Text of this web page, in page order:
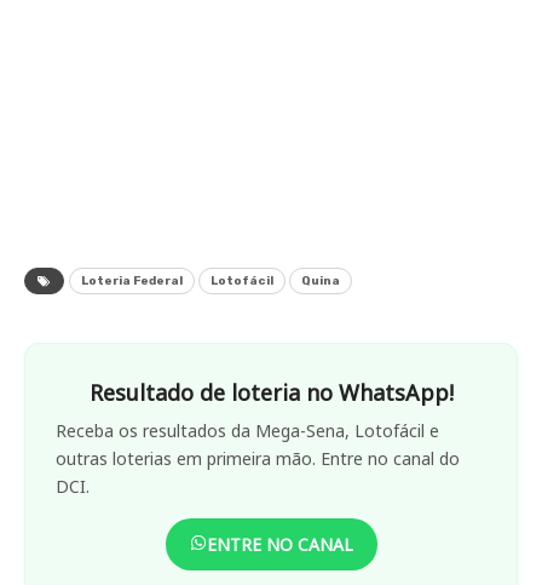
Loteria Federal Lotofácil Quina
Resultado de loteria no WhatsApp!
Receba os resultados da Mega-Sena, Lotofácil e
outras loterias em primeira mão. Entre no canal do
DCI.
ENTRE NO CANAL